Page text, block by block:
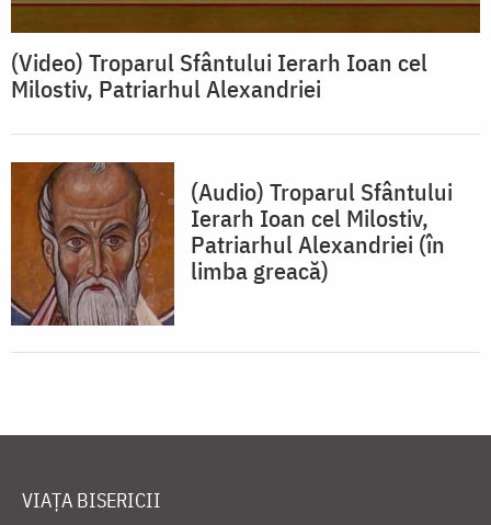
(Video) Troparul Sfântului Ierarh Ioan cel
Milostiv, Patriarhul Alexandriei
(Audio) Troparul Sfântului
Ierarh Ioan cel Milostiv,
Patriarhul Alexandriei (în
limba greacă)
VIAȚA BISERICII